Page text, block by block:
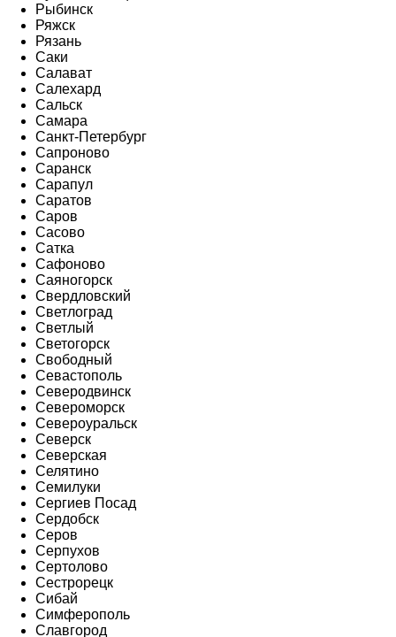
Рыбинск
Ряжск
Рязань
Саки
Салават
Салехард
Сальск
Самара
Санкт-Петербург
Сапроново
Саранск
Сарапул
Саратов
Саров
Сасово
Сатка
Сафоново
Саяногорск
Свердловский
Светлоград
Светлый
Светогорск
Свободный
Севастополь
Северодвинск
Североморск
Североуральск
Северск
Северская
Селятино
Семилуки
Сергиев Посад
Сердобск
Серов
Серпухов
Сертолово
Сестрорецк
Сибай
Симферополь
Славгород